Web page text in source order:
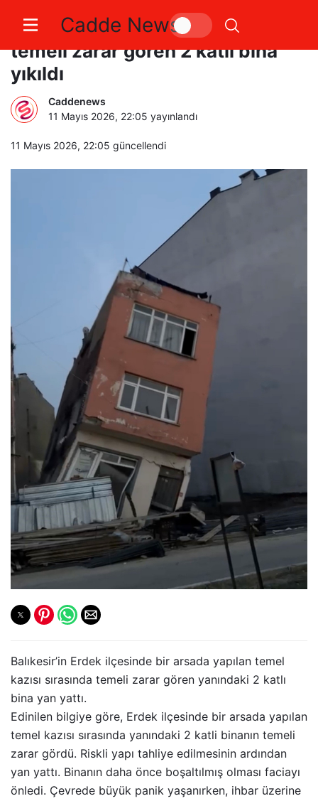
Cadde News
Erdek’te inşaat kazısı sırasında
temeli zarar gören 2 katlı bina
yıkıldı
Caddenews
11 Mayıs 2026, 22:05 yayınlandı
11 Mayıs 2026, 22:05 güncellendi
Balıkesir’in Erdek ilçesinde bir arsada yapılan temel
kazısı sırasında temeli zarar gören yanındaki 2 katlı
bina yan yattı.
Edinilen bilgiye göre, Erdek ilçesinde bir arsada yapılan
temel kazısı sırasında yanındaki 2 katli binanın temeli
zarar gördü. Riskli yapı tahliye edilmesinin ardından
yan yattı. Binanın daha önce boşaltılmış olması faciayı
önledi. Çevrede büyük panik yaşanırken, ihbar üzerine